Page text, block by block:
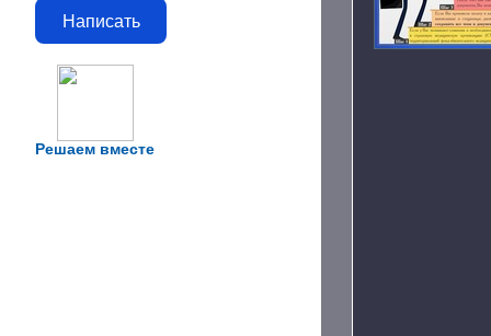
Решаем вместе
Написать